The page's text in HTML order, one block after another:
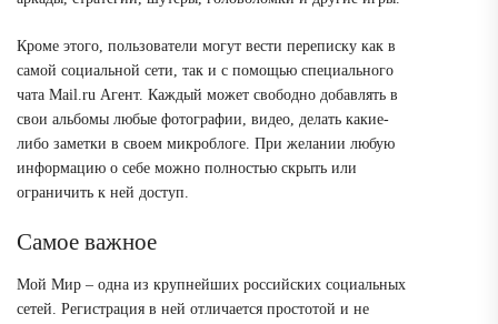
Кроме этого, пользователи могут вести переписку как в
самой социальной сети, так и с помощью специального
чата Mail.ru Агент. Каждый может свободно добавлять в
свои альбомы любые фотографии, видео, делать какие-
либо заметки в своем микроблоге. При желании любую
информацию о себе можно полностью скрыть или
ограничить к ней доступ.
Самое важное
Мой Мир – одна из крупнейших российских социальных
сетей. Регистрация в ней отличается простотой и не